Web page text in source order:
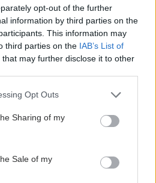
opt-out of the further
information by third parties on the
This information may
third parties on the IAB’s List of
that may further disclose it to other
app uses one or more Google
behaviour. You may click to
and its third-party tags to
purposes in below Google
Opt Outs
Sharing of my
Sale of my